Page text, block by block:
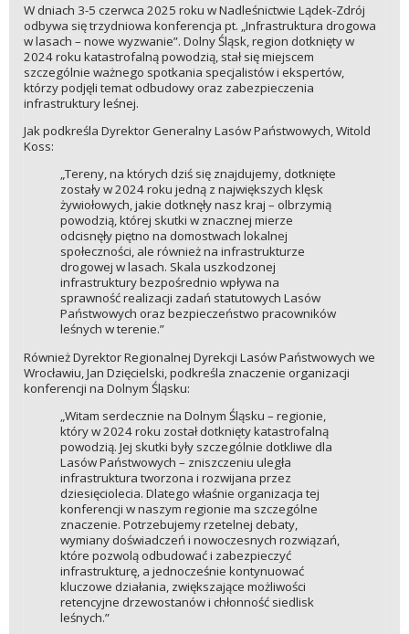
W dniach 3-5 czerwca 2025 roku w Nadleśnictwie Lądek-Zdrój
odbywa się trzydniowa konferencja pt. „Infrastruktura drogowa
w lasach – nowe wyzwanie”. Dolny Śląsk, region dotknięty w
2024 roku katastrofalną powodzią, stał się miejscem
szczególnie ważnego spotkania specjalistów i ekspertów,
którzy podjęli temat odbudowy oraz zabezpieczenia
infrastruktury leśnej.
Jak podkreśla Dyrektor Generalny Lasów Państwowych, Witold
Koss:
„Tereny, na których dziś się znajdujemy, dotknięte
zostały w 2024 roku jedną z największych klęsk
żywiołowych, jakie dotknęły nasz kraj – olbrzymią
powodzią, której skutki w znacznej mierze
odcisnęły piętno na domostwach lokalnej
społeczności, ale również na infrastrukturze
drogowej w lasach. Skala uszkodzonej
infrastruktury bezpośrednio wpływa na
sprawność realizacji zadań statutowych Lasów
Państwowych oraz bezpieczeństwo pracowników
leśnych w terenie.”
Również Dyrektor Regionalnej Dyrekcji Lasów Państwowych we
Wrocławiu, Jan Dzięcielski, podkreśla znaczenie organizacji
konferencji na Dolnym Śląsku:
„Witam serdecznie na Dolnym Śląsku – regionie,
który w 2024 roku został dotknięty katastrofalną
powodzią. Jej skutki były szczególnie dotkliwe dla
Lasów Państwowych – zniszczeniu uległa
infrastruktura tworzona i rozwijana przez
dziesięciolecia. Dlatego właśnie organizacja tej
konferencji w naszym regionie ma szczególne
znaczenie. Potrzebujemy rzetelnej debaty,
wymiany doświadczeń i nowoczesnych rozwiązań,
które pozwolą odbudować i zabezpieczyć
infrastrukturę, a jednocześnie kontynuować
kluczowe działania, zwiększające możliwości
retencyjne drzewostanów i chłonność siedlisk
leśnych.”